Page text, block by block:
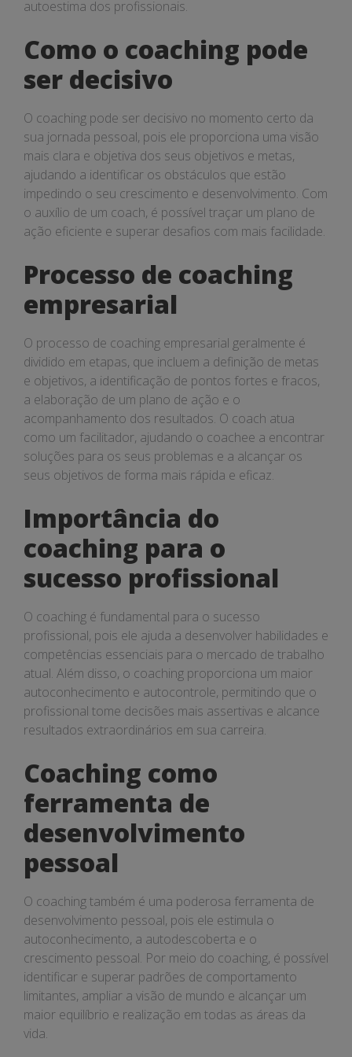
autoestima dos profissionais.
Como o coaching pode
ser decisivo
O coaching pode ser decisivo no momento certo da
sua jornada pessoal, pois ele proporciona uma visão
mais clara e objetiva dos seus objetivos e metas,
ajudando a identificar os obstáculos que estão
impedindo o seu crescimento e desenvolvimento. Com
o auxílio de um coach, é possível traçar um plano de
ação eficiente e superar desafios com mais facilidade.
Processo de coaching
empresarial
O processo de coaching empresarial geralmente é
dividido em etapas, que incluem a definição de metas
e objetivos, a identificação de pontos fortes e fracos,
a elaboração de um plano de ação e o
acompanhamento dos resultados. O coach atua
como um facilitador, ajudando o coachee a encontrar
soluções para os seus problemas e a alcançar os
seus objetivos de forma mais rápida e eficaz.
Importância do
coaching para o
sucesso profissional
O coaching é fundamental para o sucesso
profissional, pois ele ajuda a desenvolver habilidades e
competências essenciais para o mercado de trabalho
atual. Além disso, o coaching proporciona um maior
autoconhecimento e autocontrole, permitindo que o
profissional tome decisões mais assertivas e alcance
resultados extraordinários em sua carreira.
Coaching como
ferramenta de
desenvolvimento
pessoal
O coaching também é uma poderosa ferramenta de
desenvolvimento pessoal, pois ele estimula o
autoconhecimento, a autodescoberta e o
crescimento pessoal. Por meio do coaching, é possível
identificar e superar padrões de comportamento
limitantes, ampliar a visão de mundo e alcançar um
maior equilíbrio e realização em todas as áreas da
vida.